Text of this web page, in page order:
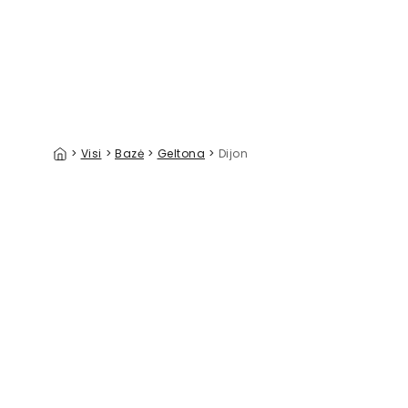
> Visi > Bazė > Geltona > Dijon